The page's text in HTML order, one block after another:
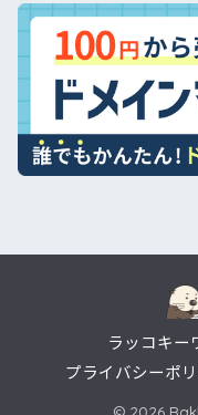
ラッコキー
プライバシーポ
© 2026